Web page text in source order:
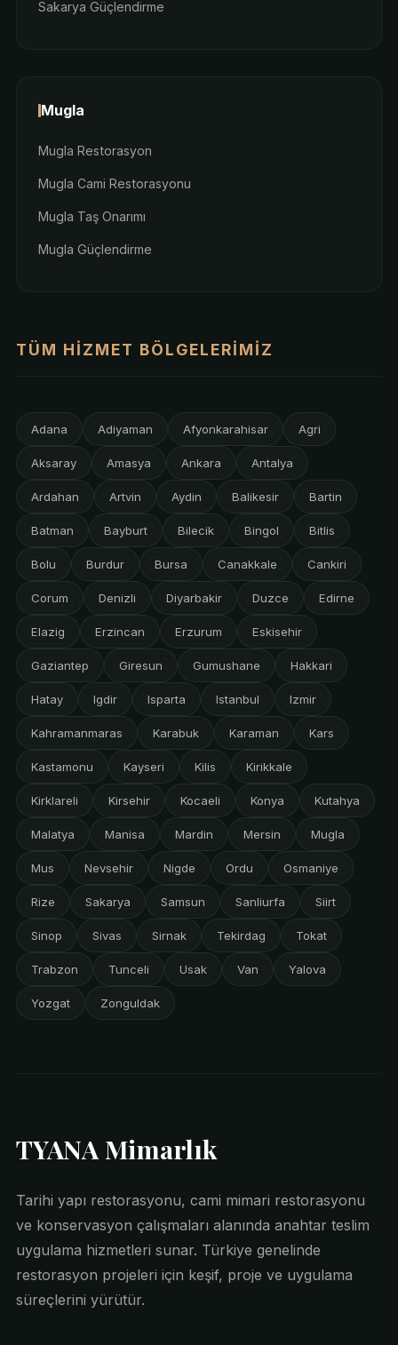
Sakarya Güçlendirme
Mugla
Mugla Restorasyon
Mugla Cami Restorasyonu
Mugla Taş Onarımı
Mugla Güçlendirme
TÜM HIZMET BÖLGELERIMIZ
Adana Adiyaman Afyonkarahisar Agri
Aksaray Amasya Ankara Antalya
Ardahan Artvin Aydin Balikesir Bartin
Batman Bayburt Bilecik Bingol Bitlis
Bolu Burdur Bursa Canakkale Cankiri
Corum Denizli Diyarbakir Duzce Edirne
Elazig Erzincan Erzurum Eskisehir
Gaziantep Giresun Gumushane Hakkari
Hatay Igdir Isparta Istanbul Izmir
Kahramanmaras Karabuk Karaman Kars
Kastamonu Kayseri Kilis Kirikkale
Kirklareli Kirsehir Kocaeli Konya Kutahya
Malatya Manisa Mardin Mersin Mugla
Mus Nevsehir Nigde Ordu Osmaniye
Rize Sakarya Samsun Sanliurfa Siirt
Sinop Sivas Sirnak Tekirdag Tokat
Trabzon Tunceli Usak Van Yalova
Yozgat Zonguldak
TYANA Mimarlık
Tarihi yapı restorasyonu, cami mimari restorasyonu
ve konservasyon çalışmaları alanında anahtar teslim
uygulama hizmetleri sunar. Türkiye genelinde
restorasyon projeleri için keşif, proje ve uygulama
süreçlerini yürütür.